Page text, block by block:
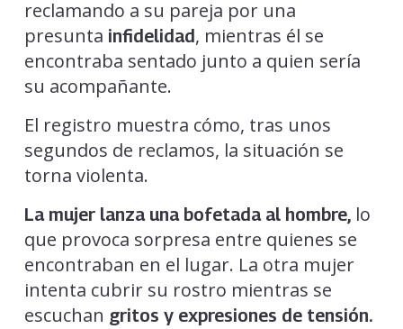
reclamando a su pareja por una
presunta infidelidad, mientras él se
encontraba sentado junto a quien sería
su acompañante.
El registro muestra cómo, tras unos
segundos de reclamos, la situación se
torna violenta.
La mujer lanza una bofetada al hombre,lo
que provoca sorpresa entre quienes se
encontraban en el lugar. La otra mujer
intenta cubrir su rostro mientras se
escuchan gritos y expresiones de tensión.